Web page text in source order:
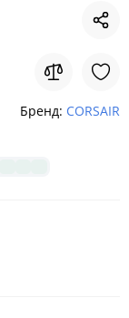
Бренд: CORSAIR